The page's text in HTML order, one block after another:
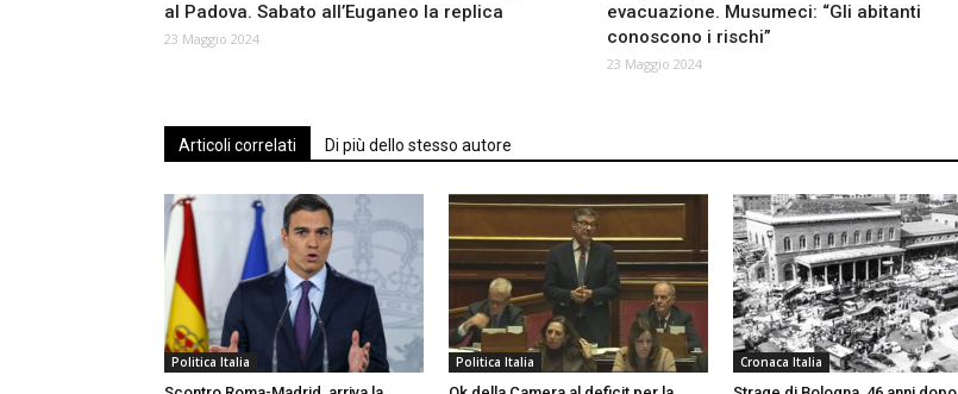
al Padova. Sabato all’Euganeo la replica
23 Maggio 2024
evacuazione. Musumeci: “Gli abitanti
conoscono i rischi”
23 Maggio 2024
Articoli correlati Di più dello stesso autore
Politica Italia Politica Italia Cronaca Italia